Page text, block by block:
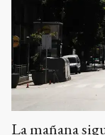
La mañana